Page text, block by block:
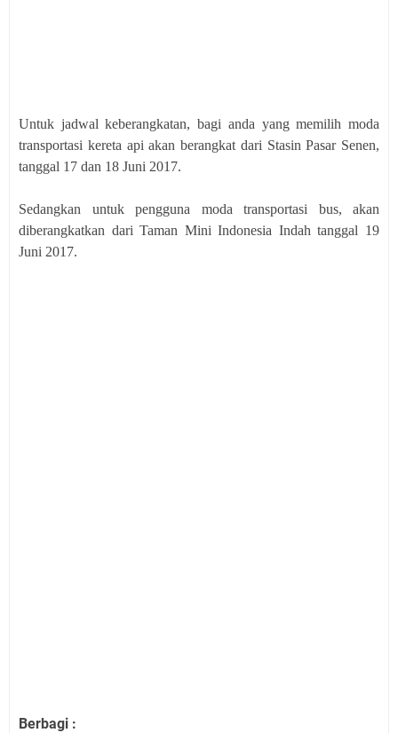
Untuk jadwal keberangkatan, bagi anda yang memilih moda
transportasi kereta api akan berangkat dari Stasin Pasar Senen,
tanggal 17 dan 18 Juni 2017.
Sedangkan untuk pengguna moda transportasi bus, akan
diberangkatkan dari Taman Mini Indonesia Indah tanggal 19
Juni 2017.
Berbagi :